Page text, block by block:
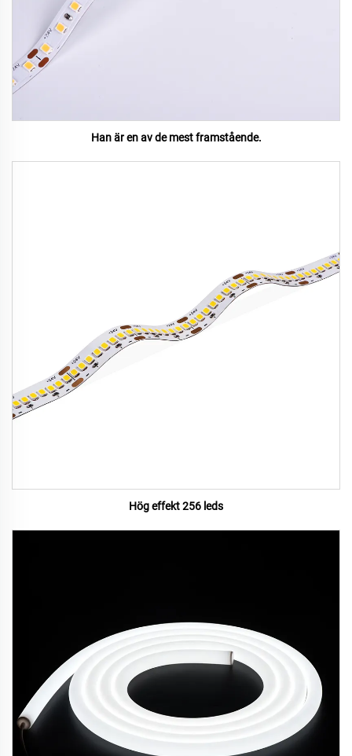
Han är en av de mest framstående.
Hög effekt 256 leds